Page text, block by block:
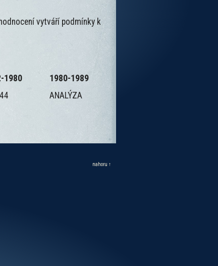
vytváří podmínky k
1980
1980-1989
ANALÝZA
nahoru ↑